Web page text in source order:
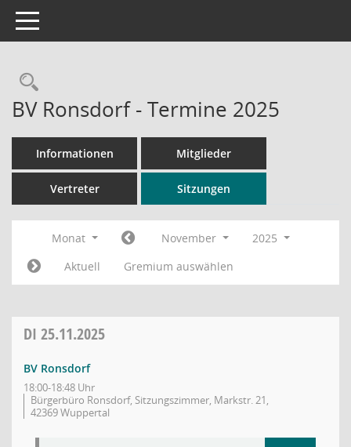
Toggle navigation
Rechercheauswahl
BV Ronsdorf - Termine 2025
Informationen Mitglieder
Vertreter Sitzungen
Monat November
2025
Aktuell
Gremium auswählen
DI 25.11.2025
BV Ronsdorf
18:00-18:48 Uhr
Bürgerbüro Ronsdorf, Sitzungszimmer, Markstr. 21,
42369 Wuppertal